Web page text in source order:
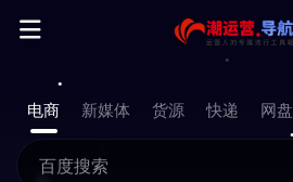
电商 新媒体 货源 快递 网盘